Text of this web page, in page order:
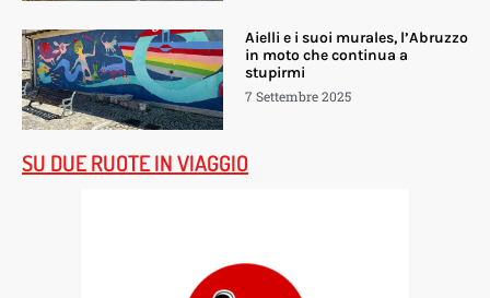
Aielli e i suoi murales, l’Abruzzo
in moto che continua a
stupirmi
7 Settembre 2025
SU DUE RUOTE IN VIAGGIO